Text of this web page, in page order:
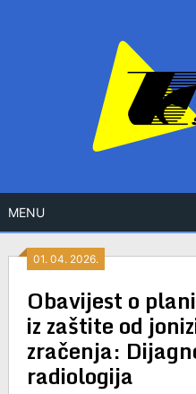
MENU
01. 04. 2026.
Obavijest o
iz zaštite od
zračenja:
radiologija